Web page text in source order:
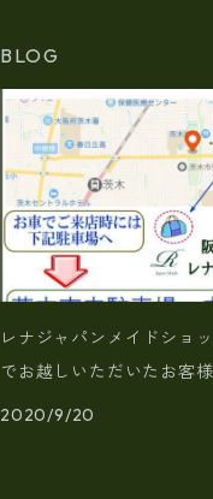
BLOG
レナジャパンメイドショ
でお越しいただいたお客
（指定駐車場）
2020/9/20